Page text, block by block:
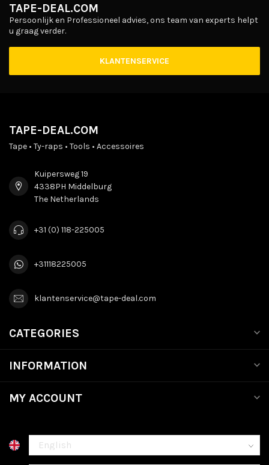
TAPE-DEAL.COM
Persoonlijk en Professioneel advies, ons team van experts helpt
u graag verder.
KLANTENSERVICE
TAPE-DEAL.COM
Tape • Ty-raps • Tools • Accessoires
Kuipersweg 19
4338PH Middelburg
The Netherlands
+31 (0) 118-225005
+31118225005
klantenservice@tape-deal.com
CATEGORIES
INFORMATION
MY ACCOUNT